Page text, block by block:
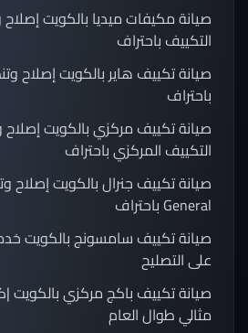
صيانة مكيفات ميديا بالكويت
التكييف باحتراف
باحتراف
صيانة تكييف مركزي بالكويت
التكييف المركزي باحتراف
صيانة تكييف جنرال بالكويت
General باحتراف
صيانة تكييف سامسونج بالكويت
على التصليح
صيانة تكييف باكج مركزي بالكويت
مثالي طوال العام